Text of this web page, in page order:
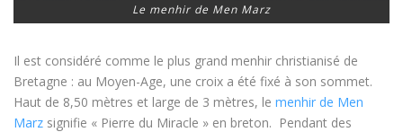
Le menhir de Men Marz
Il est considéré comme le plus grand menhir christianisé de
Bretagne : au Moyen-Age, une croix a été fixé à son sommet.
Haut de 8,50 mètres et large de 3 mètres, le menhir de Men
Marz signifie « Pierre du Miracle » en breton. Pendant des